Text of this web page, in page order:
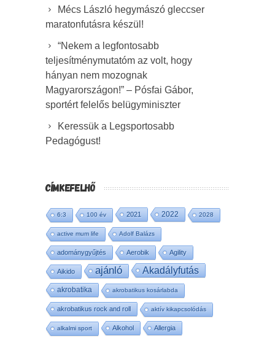
Mécs László hegymászó gleccser
maratonfutásra készül!
“Nekem a legfontosabb
teljesítménymutatóm az volt, hogy
hányan nem mozognak
Magyarországon!” – Pósfai Gábor,
sportért felelős belügyminiszter
Keressük a Legsportosabb
Pedagógust!
CÍMKEFELHŐ
6:3 100 év 2021 2022 2028
active mum life Adolf Balázs
adománygyűjtés Aerobik Agility
Aikido ajánló Akadályfutás
akrobatika akrobatikus kosárlabda
akrobatikus rock and roll aktív kikapcsolódás
alkalmi sport Alkohol Allergia